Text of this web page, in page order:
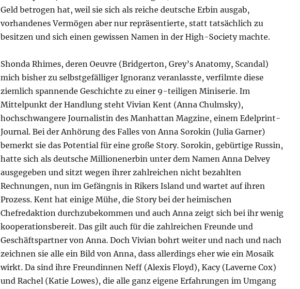
Geld betrogen hat, weil sie sich als reiche deutsche Erbin ausgab,
vorhandenes Vermögen aber nur repräsentierte, statt tatsächlich zu
besitzen und sich einen gewissen Namen in der High-Society machte.
Shonda Rhimes, deren Oeuvre (Bridgerton, Grey’s Anatomy, Scandal)
mich bisher zu selbstgefälliger Ignoranz veranlasste, verfilmte diese
ziemlich spannende Geschichte zu einer 9-teiligen Miniserie. Im
Mittelpunkt der Handlung steht Vivian Kent (Anna Chulmsky),
hochschwangere Journalistin des Manhattan Magzine, einem Edelprint-
Journal. Bei der Anhörung des Falles von Anna Sorokin (Julia Garner)
bemerkt sie das Potential für eine große Story. Sorokin, gebürtige Russin,
hatte sich als deutsche Millionenerbin unter dem Namen Anna Delvey
ausgegeben und sitzt wegen ihrer zahlreichen nicht bezahlten
Rechnungen, nun im Gefängnis in Rikers Island und wartet auf ihren
Prozess. Kent hat einige Mühe, die Story bei der heimischen
Chefredaktion durchzubekommen und auch Anna zeigt sich bei ihr wenig
kooperationsbereit. Das gilt auch für die zahlreichen Freunde und
Geschäftspartner von Anna. Doch Vivian bohrt weiter und nach und nach
zeichnen sie alle ein Bild von Anna, dass allerdings eher wie ein Mosaik
wirkt. Da sind ihre Freundinnen Neff (Alexis Floyd), Kacy (Laverne Cox)
und Rachel (Katie Lowes), die alle ganz eigene Erfahrungen im Umgang